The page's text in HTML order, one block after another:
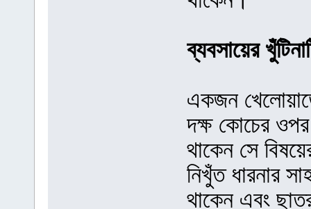
ব্যবসায়ের
একজন
দক্ষ কোচের
থাকেন সে
নিখুঁত ধারনার
থাকেন এবং